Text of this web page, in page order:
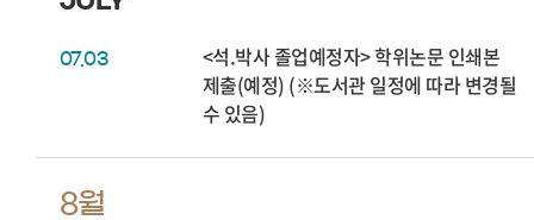
07.03
<석.박사 졸업예정자> 학위논문 인쇄본
제출(예정) (※도서관 일정에 따라 변경될
수 있음)
8월